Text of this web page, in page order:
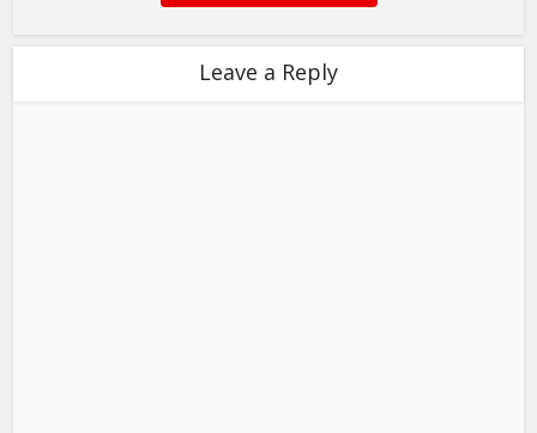
Leave a Reply